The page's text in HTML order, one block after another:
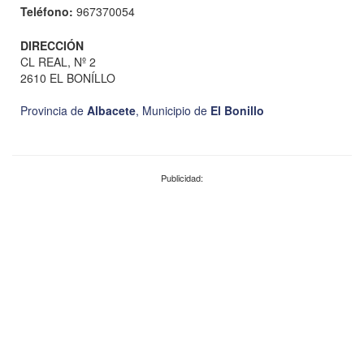
Teléfono: 967370054
DIRECCIÓN
CL REAL, Nº 2
2610 EL BONÍLLO
Provincia de Albacete, Municipio de El Bonillo
Publicidad: